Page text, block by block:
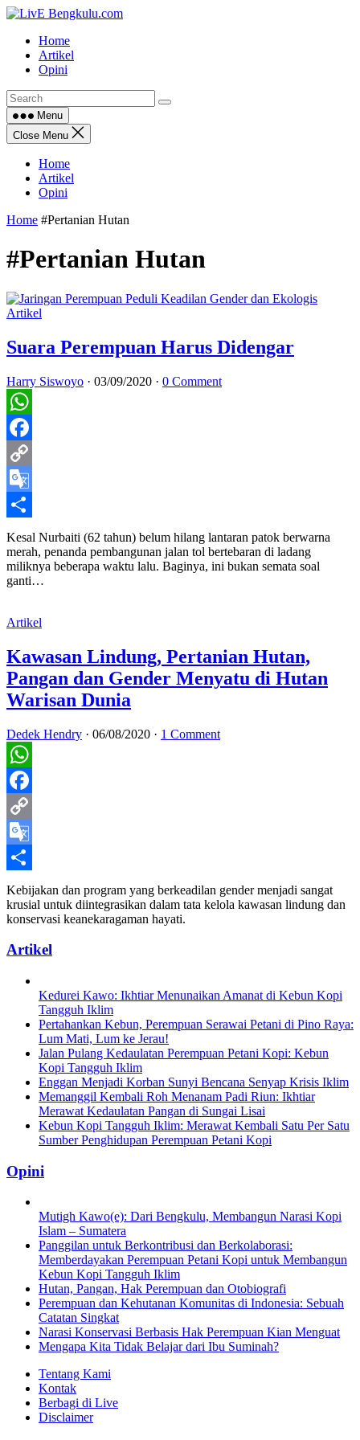
Skip
contentHome
Artikel
Opini
Menu
Close Menu
Home
Artikel
Opini
Home #Pertanian Hutan
#Pertanian Hutan
Artikel
Suara Perempuan Harus Didengar
Harry Siswoyo · 03/09/2020 · 0 Comment
WhatsApp
Facebook
Copy
Link
Google
Translate
Share
Kesal Nurbaiti (62 tahun) belum hilang lantaran patok berwarna
merah, penanda pembangunan jalan tol bertebaran di ladang
miliknya beberapa waktu lalu. Baginya, ini bukan semata soal
ganti…
Artikel
Kawasan Lindung, Pertanian Hutan,
Pangan dan Gender Menyatu di Hutan
Warisan Dunia
Dedek Hendry · 06/08/2020 · 1 Comment
WhatsApp
Facebook
Copy
Link
Google
Translate
Share
Kebijakan dan program yang berkeadilan gender menjadi sangat
krusial untuk diintegrasikan dalam tata kelola kawasan lindung dan
konservasi keanekaragaman hayati.
Artikel
Kedurei Kawo: Ikhtiar Menunaikan Amanat di Kebun Kopi
Tangguh Iklim
Pertahankan Kebun, Perempuan Serawai Petani di Pino Raya:
Lum Mati, Lum ke Jerau!
Jalan Pulang Kedaulatan Perempuan Petani Kopi: Kebun
Kopi Tangguh Iklim
Enggan Menjadi Korban Sunyi Bencana Senyap Krisis Iklim
Memanggil Kembali Roh Menanam Padi Riun: Ikhtiar
Merawat Kedaulatan Pangan di Sungai Lisai
Kebun Kopi Tangguh Iklim: Merawat Kembali Satu Per Satu
Sumber Penghidupan Perempuan Petani Kopi
Opini
Mutigh Kawo(e): Dari Bengkulu, Membangun Narasi Kopi
Islam – Sumatera
Panggilan untuk Berkontribusi dan Berkolaborasi:
Memberdayakan Perempuan Petani Kopi untuk Membangun
Kebun Kopi Tangguh Iklim
Hutan, Pangan, Hak Perempuan dan Otobiografi
Perempuan dan Kehutanan Komunitas di Indonesia: Sebuah
Catatan Singkat
Narasi Konservasi Berbasis Hak Perempuan Kian Menguat
Mengapa Kita Tidak Belajar dari Ibu Suminah?
Tentang Kami
Kontak
Berbagi di Live
Disclaimer